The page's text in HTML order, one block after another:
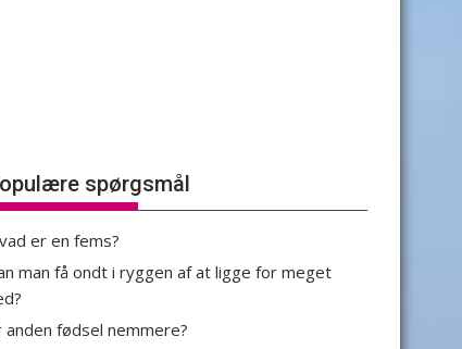
spørgsmål
er en fems?
man få ondt i ryggen af at ligge for meget
anden fødsel nemmere?